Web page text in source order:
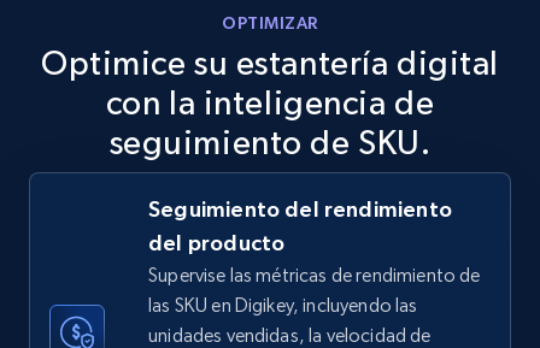
TikTok Shop
URL, Title, Available, Description, Currency, Initial
price, Final price, Discount percent, and more.
668+ Comenzar ahora
OPTIMIZAR
Optimice su estantería digital
con la inteligencia de
seguimiento de SKU.
Seguimiento del rendimiento
del producto
Supervise las métricas de rendimiento de
las SKU en Digikey, incluyendo las
unidades vendidas, la velocidad de